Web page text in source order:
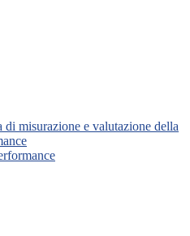
di misurazione e valutazione della